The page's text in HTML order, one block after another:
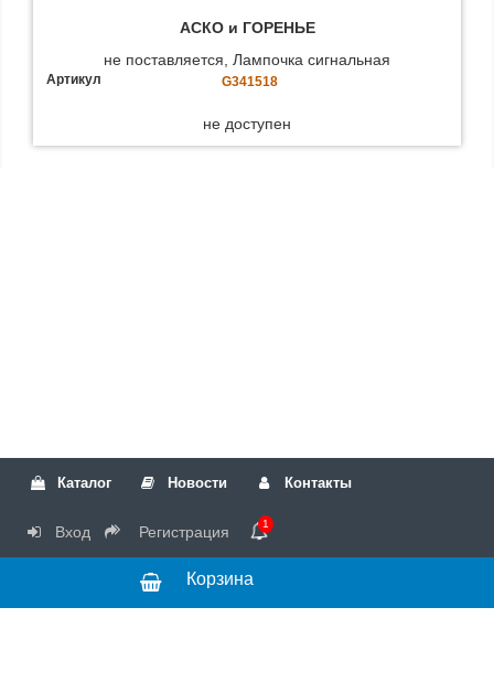
АСКО и ГОРЕНЬЕ
не поставляется, Лампочка сигнальная
Артикул G341518
не доступен
Каталог Новости Контакты
Вход Регистрация 1
Корзина